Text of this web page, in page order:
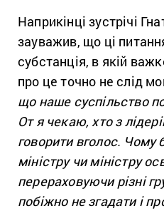
Наприкінці зустрічі
зауважив, що ці
субстанція, в якій
про це точно не слід
що наше суспільство
От я чекаю, хто з
говорити вголос. Чому
міністру чи міністру
перераховуючи різні
побіжно не згадати і